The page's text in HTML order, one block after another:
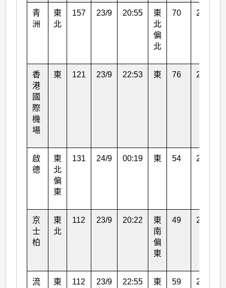
青
洲
東
北
157 23/9 20:55
東
北
偏
北
70 23/9
香
港
國
際
機
場
東 121 23/9 22:53 東 76 24/9
啟
德
東
北
偏
東
131 24/9 00:19 東 54 24/9
京
士
柏
東
北
112 23/9 20:22
東
南
偏
東
49 24/9
流
東 112 23/9 22:55 東 59 23/9